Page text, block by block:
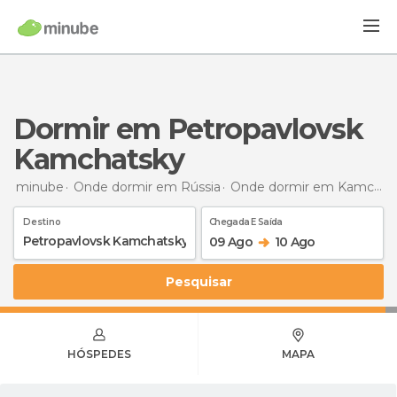
Dormir em Petropavlovsk
Kamchatsky
minube Onde dormir em Rússia Onde dormir em Kamcatka
Destino Chegada E Saída
09 Ago 10 Ago
Pesquisar
HÓSPEDES MAPA